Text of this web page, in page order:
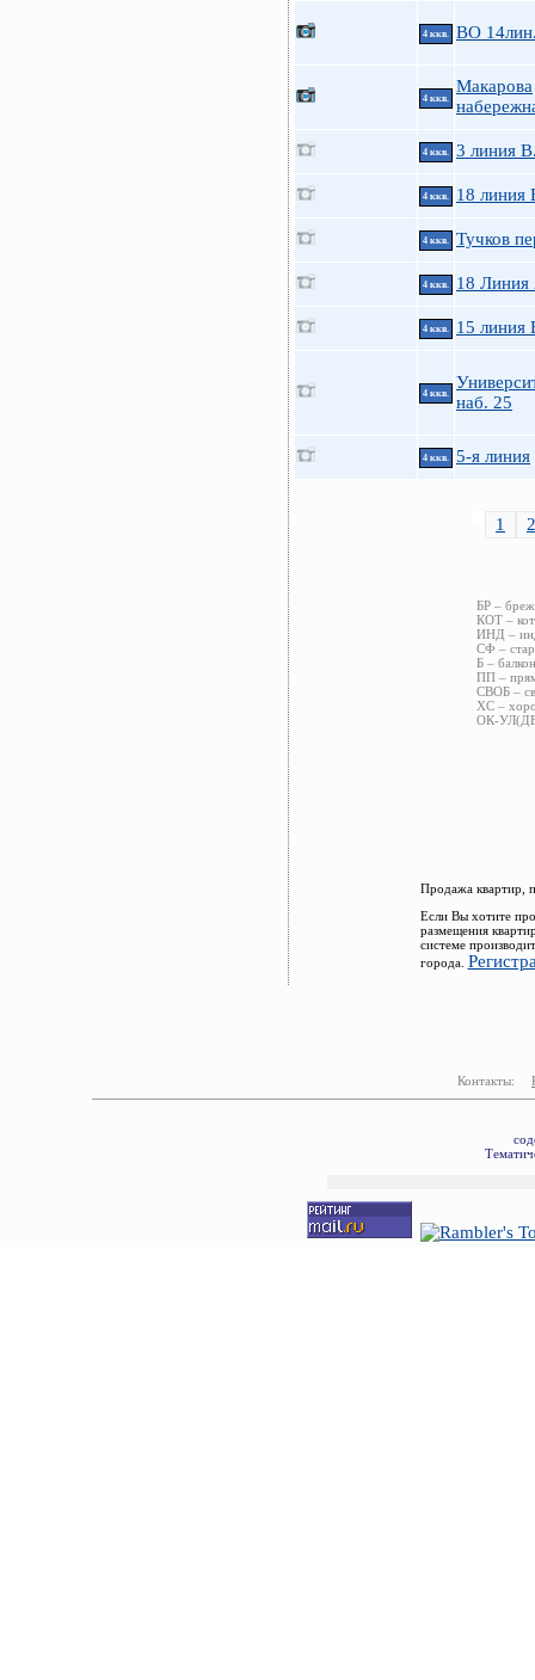
4 ккв. ВО
4 ккв.
Макарова
4 ккв. 3 линия
4 ккв. 18 линия
4 ккв. Тучков
4 ккв. 18 Линия
4 ккв. 15 линия
4 ккв.
наб. 25
4 ккв. 5-я линия
1 2
БР –
КОТ –
ИНД –
СФ –
Б –
ПП –
СВОБ –
ХС –
ОК-
Продажа квартир,
Если Вы хотите
размещения
системе
города.
Контакты: